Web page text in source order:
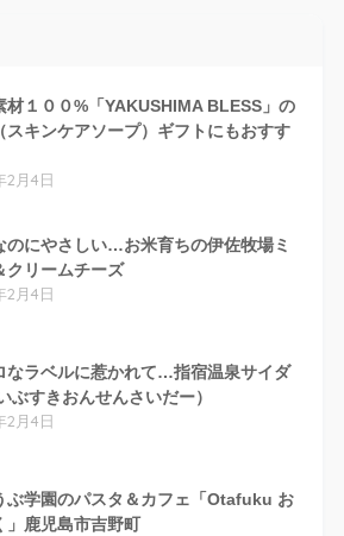
材１００%「YAKUSHIMA BLESS」の
スキンケアソープ）ギフトにもおすす
2月4日
のにやさしい…お米育ちの伊佐牧場ミ
クリームチーズ
2月4日
なラベルに惹かれて…指宿温泉サイダ
ぶすきおんせんさいだー）
2月4日
ぶ学園のパスタ＆カフェ「Otafuku お
」鹿児島市吉野町